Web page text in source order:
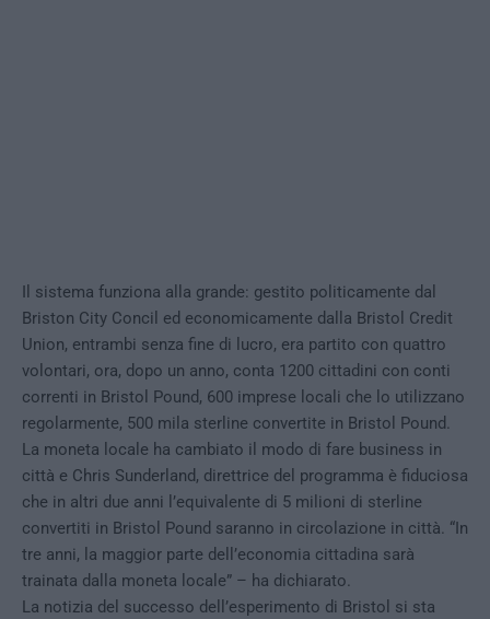
Il sistema funziona alla grande: gestito politicamente dal
Briston City Concil ed economicamente dalla Bristol Credit
Union, entrambi senza fine di lucro, era partito con quattro
volontari, ora, dopo un anno, conta 1200 cittadini con conti
correnti in Bristol Pound, 600 imprese locali che lo utilizzano
regolarmente, 500 mila sterline convertite in Bristol Pound.
La moneta locale ha cambiato il modo di fare business in
città e Chris Sunderland, direttrice del programma è fiduciosa
che in altri due anni l’equivalente di 5 milioni di sterline
convertiti in Bristol Pound saranno in circolazione in città. “In
tre anni, la maggior parte dell’economia cittadina sarà
trainata dalla moneta locale” – ha dichiarato.
La notizia del successo dell’esperimento di Bristol si sta